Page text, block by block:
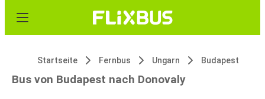
Startseite Fernbus Ungarn Budapest
Bus von Budapest nach Donovaly